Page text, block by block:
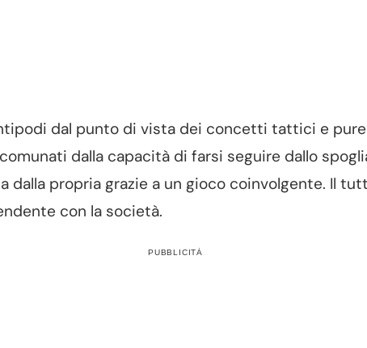
dal punto di vista dei concetti tattici e
dalla capacità di farsi seguire dallo
dalla propria grazie a un gioco coinvolgente. Il
con la società.
PUBBLICITÀ